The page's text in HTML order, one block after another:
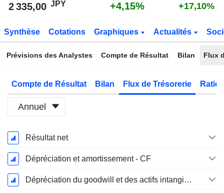
2 335,00 JPY +4,15% +17,10%
Synthèse Cotations Graphiques Actualités
Prévisions des Analystes Compte de Résultat Bilan Flux
Compte de Résultat Bilan Flux de Trésorerie
Annuel
Période
Fiscale:
Mars
Résultat net
Dépréciation et amortissement - CF
Dépréciation du goodwill et des actifs intangibles